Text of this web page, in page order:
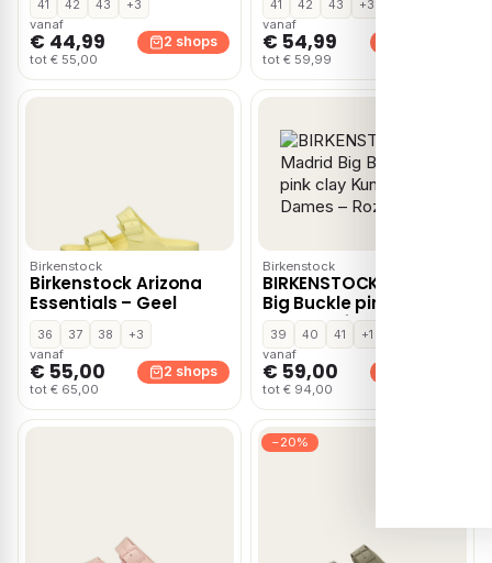
41 42 43
+3
vanaf
€ 44,99
tot € 55,00
2 shops
41 42 43
+3
vanaf
€ 54,99
tot € 59,99
Birkenstock
Birkenstock Arizona
Essentials – Geel
36 37 38
+3
vanaf
€ 55,00
tot € 65,00
2 shops
Birkenstock
BIRKENSTOCK Madrid
Big Buckle pink clay
Kunststof Dames –
Roze
39 40 41
+1
vanaf
€ 59,00
tot € 94,00
−20%